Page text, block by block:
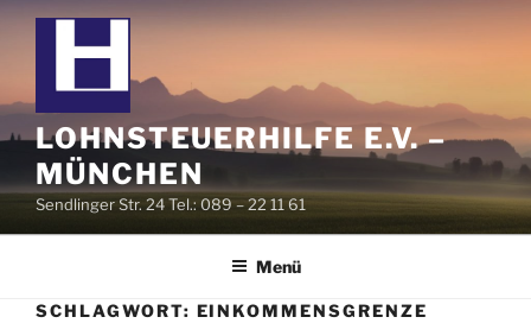
Zum
LOHNSTEUERHILFE E.V. –
MÜNCHEN
Sendlinger Str. 24 Tel.: 089 – 22 11 61
Menü
SCHLAGWORT: EINKOMMENSGRENZE